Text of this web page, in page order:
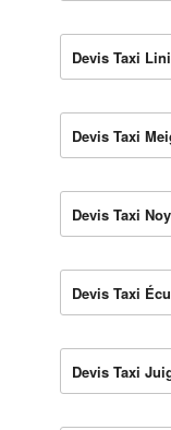
Devis Taxi
Devis Taxi
Devis Taxi
Devis Taxi
Devis Taxi